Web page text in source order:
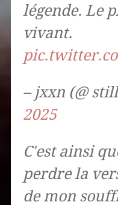
légende. Le
vivant.
– jxxn (@
2025
C'est ainsi
perdre la
de mon